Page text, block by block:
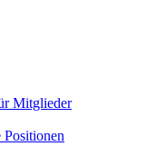
Mitglieder